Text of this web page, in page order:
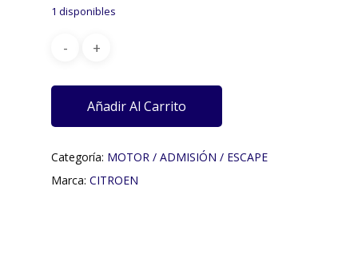
1 disponibles
Añadir Al Carrito
Categoría: MOTOR / ADMISIÓN / ESCAPE
Marca: CITROEN